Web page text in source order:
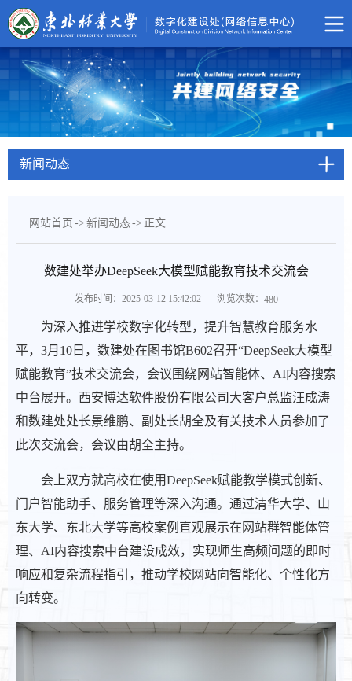
新闻动态
网站首页 -> 新闻动态-> 正文
数建处举办DeepSeek大模型赋能教育技术交流会
发布时间：2025-03-12 15:42:02 浏览次数： 480
为深入推进学校数字化转型，提升智慧教育服务水
平，3月10日，数建处在图书馆B602召开“DeepSeek大模型
赋能教育”技术交流会，会议围绕网站智能体、AI内容搜索
中台展开。西安博达软件股份有限公司大客户总监汪成涛
和数建处处长景维鹏、副处长胡全及有关技术人员参加了
此次交流会，会议由胡全主持。
会上双方就高校在使用DeepSeek赋能教学模式创新、
门户智能助手、服务管理等深入沟通。通过清华大学、山
东大学、东北大学等高校案例直观展示在网站群智能体管
理、AI内容搜索中台建设成效，实现师生高频问题的即时
响应和复杂流程指引，推动学校网站向智能化、个性化方
向转变。